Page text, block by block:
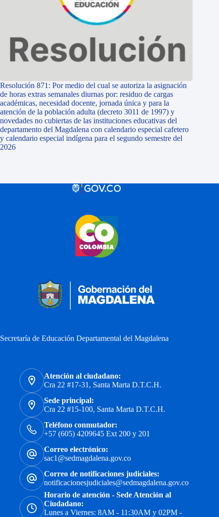
Resolución 871: Por medio del cual se autoriza la asignación
de horas extras semanales diurnas por: residuo de cargas
académicas, necesidad docente, jornada única y para la
atención de la población adulta (decreto 3011 de 1997) y
novedades no cubiertas de las instituciones educativas del
departamento del Magdalena con calendario especial cafetero
y calendario especial indígena para el segundo semestre del
2026
Secretaría de Educación Departamental del Magdalena
Atención al ciudadano:
Cra 22 #17-31, Santa Marta D.T.C.H.
Sede principal:
Cra 22 #15-100, Santa Marta D.T.C.H.
Teléfono conmutador:
+57 (605) 4209645 Ext 200 y 201
Correo electrónico:
sac1@sedmagdalena.gov.co
Correo de notificaciones judiciales:
notificacionesjudiciales@sedmagdalena.gov.co
Horario de atención - Sede Atención al
Ciudadano:
Lunes a Viernes: 8AM - 11:30AM y 02PM -